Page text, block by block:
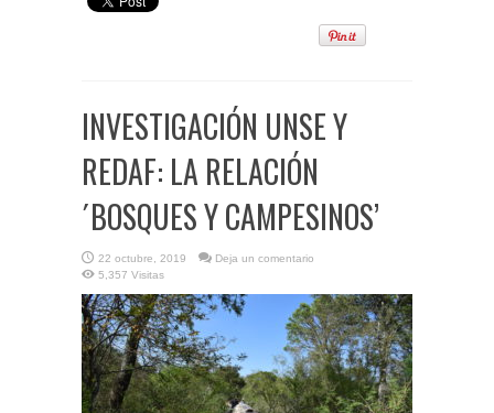
INVESTIGACIÓN UNSE Y
REDAF: LA RELACIÓN
´BOSQUES Y CAMPESINOS’
22 octubre, 2019
Deja un comentario
5,357 Visitas